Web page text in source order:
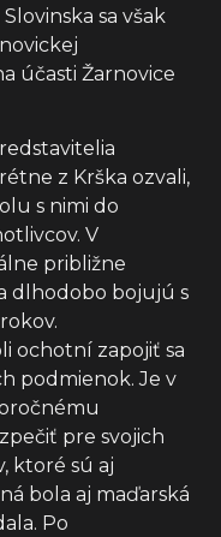
sa však
účasti Žarnovice
z Krška ozvali,
s nimi do
V
približne
dlhodobo bojujú s
ochotní zapojiť sa
podmienok. Je v
pre svojich
ktoré sú aj
bola aj maďarská
Po